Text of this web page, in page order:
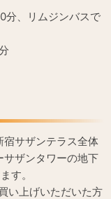
分、リムジンバスで
宿サザンテラス全体
ザンタワーの地下
す。
い上げいただいた方